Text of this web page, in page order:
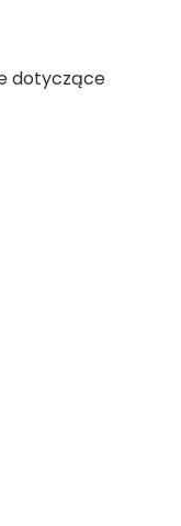
dotyczące